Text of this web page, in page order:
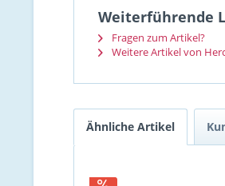
Weiterführende
Fragen zum Artikel?
Weitere Artikel von
Ähnliche Artikel